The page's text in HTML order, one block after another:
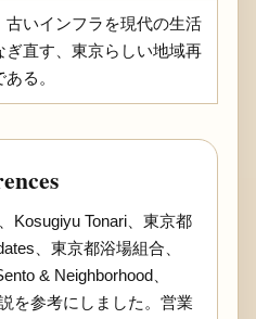
古いインフラを現代の生活
ぎ直す、東京らしい地域再
る。
Kosugiyu Tonari、東京都
、東京都浴場組合、
& Neighborhood、
を参考にしました。営業